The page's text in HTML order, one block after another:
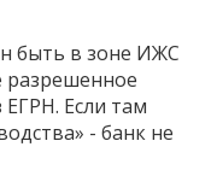
быть в зоне ИЖС
Если там
- банк не